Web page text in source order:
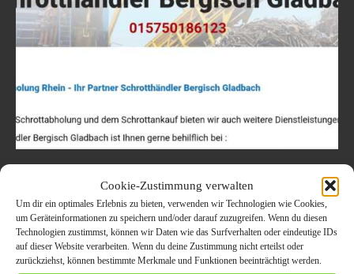
Cookie-Zustimmung verwalten
Um dir ein optimales Erlebnis zu bieten, verwenden wir Technologien wie Cookies,
um Geräteinformationen zu speichern und/oder darauf zuzugreifen. Wenn du diesen
Technologien zustimmst, können wir Daten wie das Surfverhalten oder eindeutige IDs
auf dieser Website verarbeiten. Wenn du deine Zustimmung nicht erteilst oder
zurückziehst, können bestimmte Merkmale und Funktionen beeinträchtigt werden.
kostenlose abholen lassen mit
Schrotthändler Bergisch Gladbach
ALLGEMEIN
22. Oktober 2022
Schrottabholung Rhein bietet sowohl gewerblichen als auch privaten